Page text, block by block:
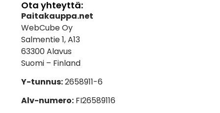
Ota yhteyttä:
Paitakauppa.net
WebCube Oy
Salmentie 1, A13
63300 Alavus
Suomi – Finland
Y-tunnus:2658911-6
Alv-numero:FI26589116